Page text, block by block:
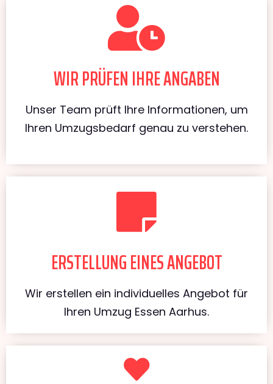
WIR PRÜFEN IHRE ANGABEN
Unser Team prüft Ihre Informationen, um
Ihren Umzugsbedarf genau zu verstehen.
ERSTELLUNG EINES ANGEBOT
Wir erstellen ein individuelles Angebot für
Ihren Umzug Essen Aarhus.